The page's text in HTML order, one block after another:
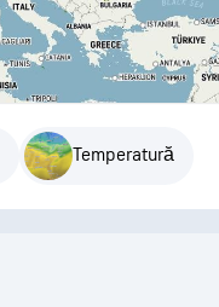
Temperatură